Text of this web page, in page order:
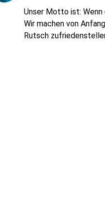
Unser Motto ist: Wenn
Wir machen von
Rutsch